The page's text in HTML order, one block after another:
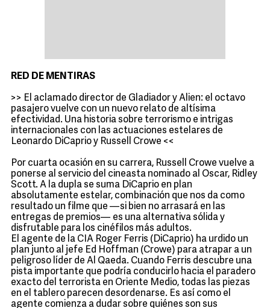
RED DE MENTIRAS
>> El aclamado director de Gladiador y Alien: el octavo
pasajero vuelve con un nuevo relato de altísima
efectividad. Una historia sobre terrorismo e intrigas
internacionales con las actuaciones estelares de
Leonardo DiCaprio y Russell Crowe <<
Por cuarta ocasión en su carrera, Russell Crowe vuelve a
ponerse al servicio del cineasta nominado al Oscar, Ridley
Scott. A la dupla se suma DiCaprio en plan
absolutamente estelar, combinación que nos da como
resultado un filme que —si bien no arrasará en las
entregas de premios— es una alternativa sólida y
disfrutable para los cinéfilos más adultos.
El agente de la CIA Roger Ferris (DiCaprio) ha urdido un
plan junto al jefe Ed Hoffman (Crowe) para atrapar a un
peligroso líder de Al Qaeda. Cuando Ferris descubre una
pista importante que podría conducirlo hacia el paradero
exacto del terrorista en Oriente Medio, todas las piezas
en el tablero parecen desordenarse. Es así como el
agente comienza a dudar sobre quiénes son sus